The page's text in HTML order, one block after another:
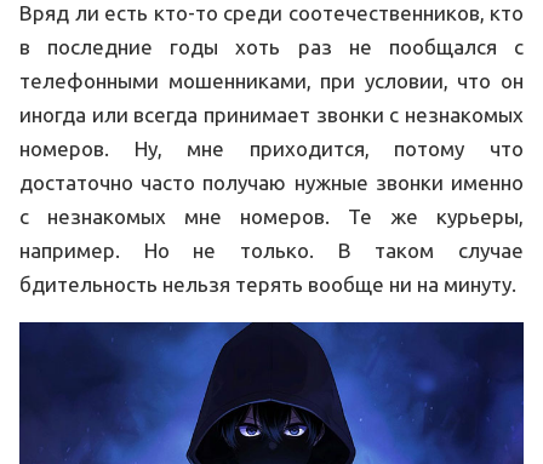
Вряд ли есть кто-то среди соотечественников, кто
в последние годы хоть раз не пообщался с
телефонными мошенниками, при условии, что он
иногда или всегда принимает звонки с незнакомых
номеров. Ну, мне приходится, потому что
достаточно часто получаю нужные звонки именно
с незнакомых мне номеров. Те же курьеры,
например. Но не только. В таком случае
бдительность нельзя терять вообще ни на минуту.